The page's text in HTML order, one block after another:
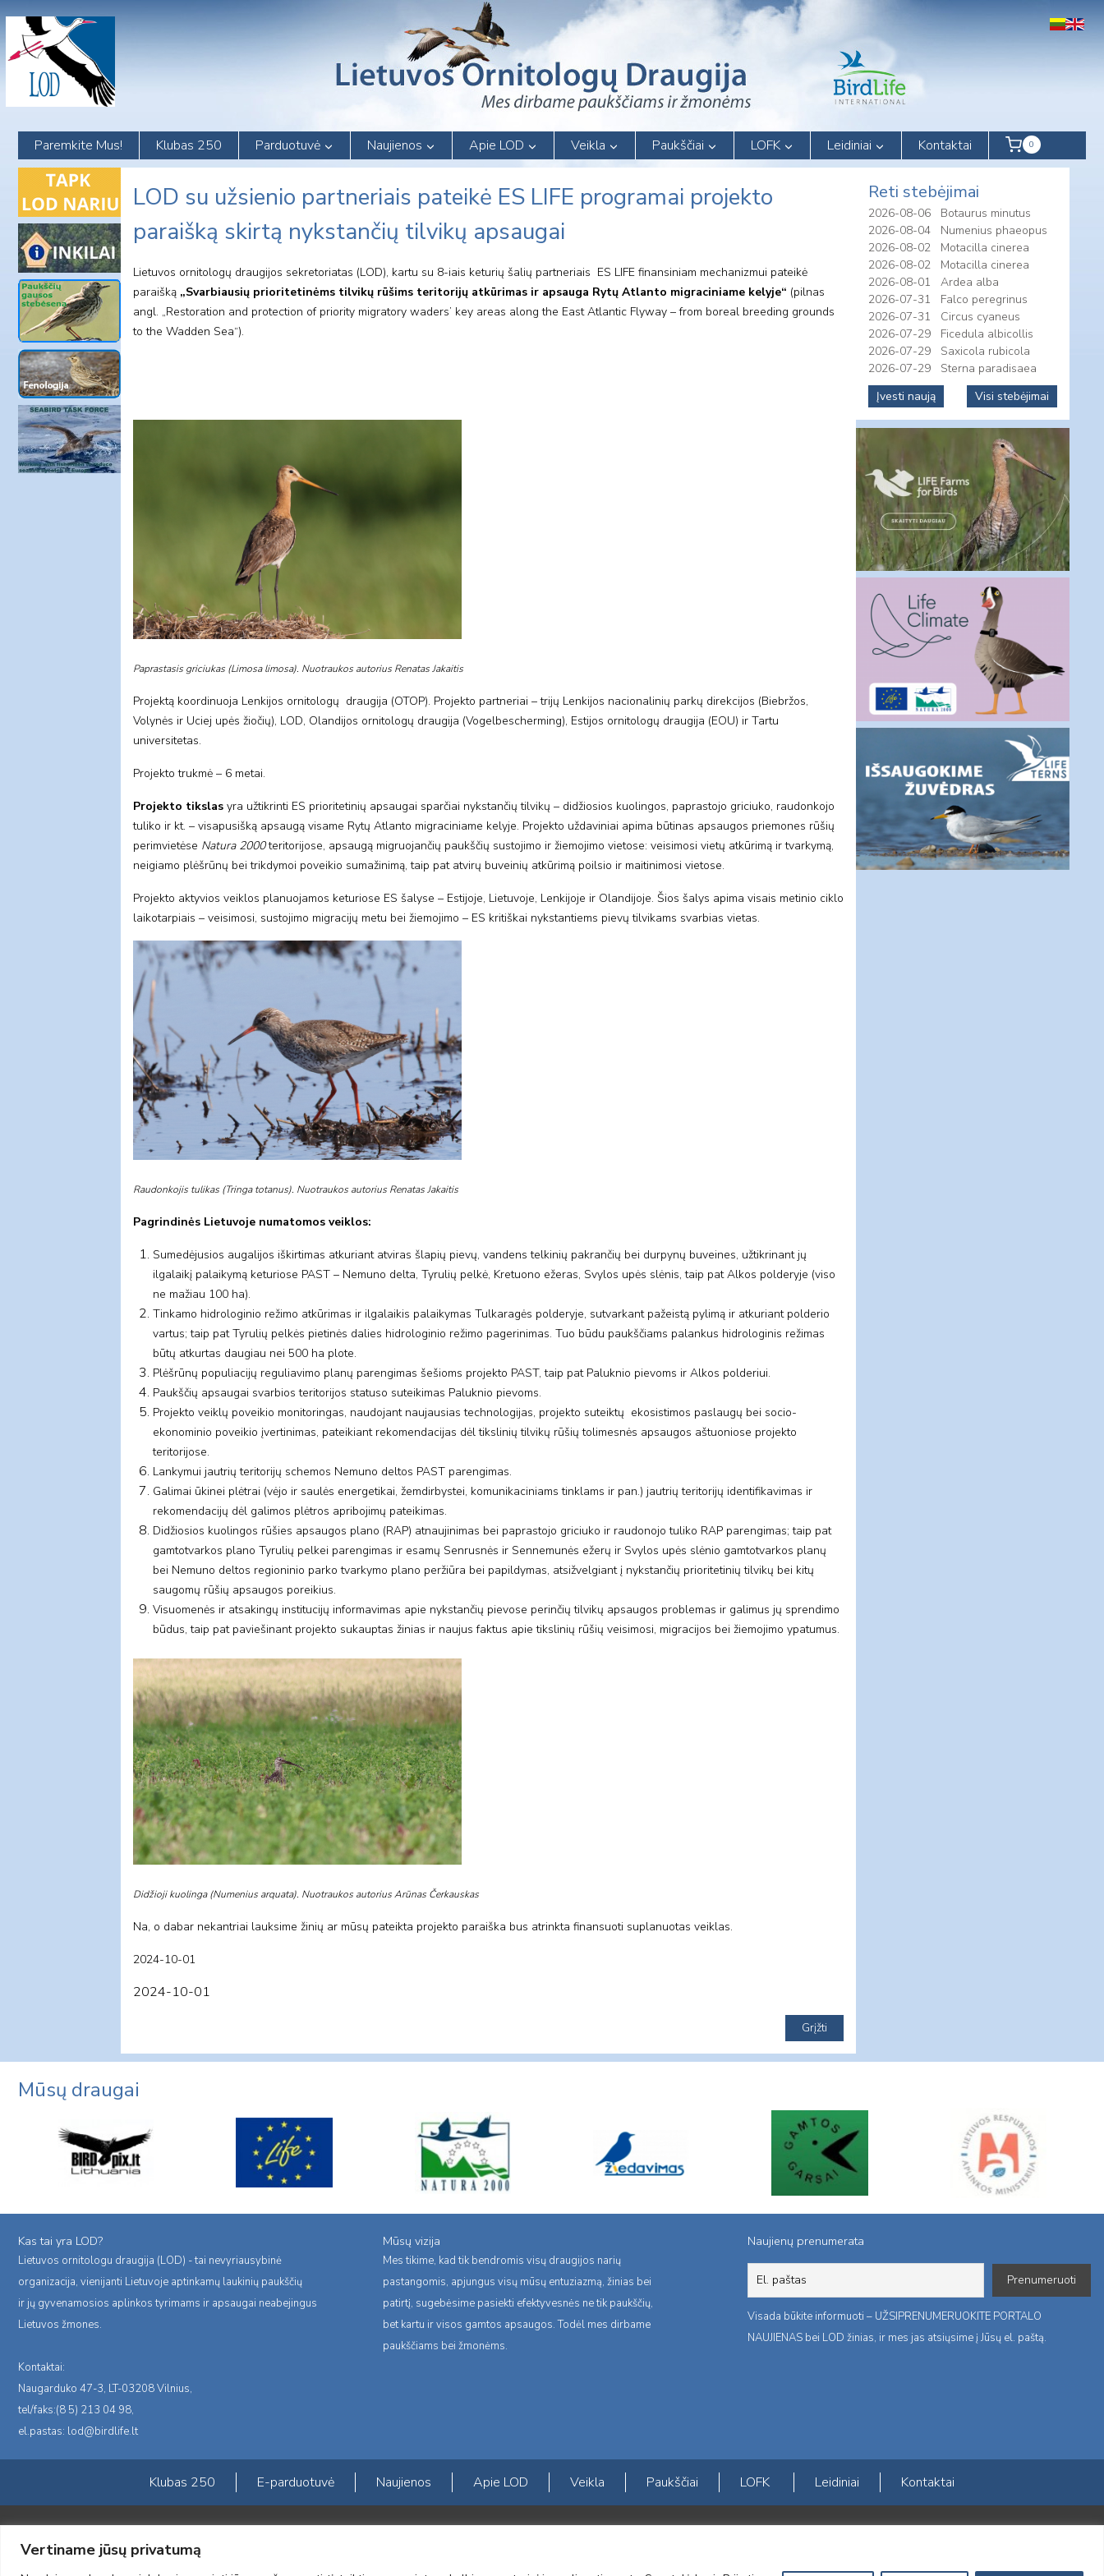
Vertiname jūsų privatumą
content
Paremkite Mus! Klubas 250 Parduotuvė Naujienos Apie LOD Veikla Paukščiai LOFK Leidiniai Kontaktai 0
LOD su užsienio partneriais pateikė ES LIFE programai projekto
paraišką skirtą nykstančių tilvikų apsaugai
Lietuvos ornitologų draugijos sekretoriatas (LOD), kartu su 8-iais keturių šalių partneriais ES LIFE finansiniam mechanizmui pateikė
paraišką „Svarbiausių prioritetinėms tilvikų rūšims teritorijų atkūrimas ir apsauga Rytų Atlanto migraciniame kelyje“ (pilnas
angl. „Restoration and protection of priority migratory waders’ key areas along the East Atlantic Flyway – from boreal breeding grounds
to the Wadden Sea“).
Paprastasis griciukas (Limosa limosa). Nuotraukos autorius Renatas Jakaitis
Projektą koordinuoja Lenkijos ornitologų draugija (OTOP). Projekto partneriai – trijų Lenkijos nacionalinių parkų direkcijos (Biebržos,
Volynės ir Uciej upės žiočių), LOD, Olandijos ornitologų draugija (Vogelbescherming), Estijos ornitologų draugija (EOU) ir Tartu
universitetas.
Projekto trukmė – 6 metai.
Projekto tikslas yra užtikrinti ES prioritetinių apsaugai sparčiai nykstančių tilvikų – didžiosios kuolingos, paprastojo griciuko, raudonkojo
tuliko ir kt. – visapusišką apsaugą visame Rytų Atlanto migraciniame kelyje. Projekto uždaviniai apima būtinas apsaugos priemones rūšių
perimvietėse Natura 2000teritorijose, apsaugą migruojančių paukščių sustojimo ir žiemojimo vietose: veisimosi vietų atkūrimą ir tvarkymą,
neigiamo plėšrūnų bei trikdymoi poveikio sumažinimą, taip pat atvirų buveinių atkūrimą poilsio ir maitinimosi vietose.
Projekto aktyvios veiklos planuojamos keturiose ES šalyse – Estijoje, Lietuvoje, Lenkijoje ir Olandijoje. Šios šalys apima visais metinio ciklo
laikotarpiais – veisimosi, sustojimo migracijų metu bei žiemojimo – ES kritiškai nykstantiems pievų tilvikams svarbias vietas.
Raudonkojis tulikas (Tringa totanus). Nuotraukos autorius Renatas Jakaitis
Pagrindinės Lietuvoje numatomos veiklos:
Sumedėjusios augalijos iškirtimas atkuriant atviras šlapių pievų, vandens telkinių pakrančių bei durpynų buveines, užtikrinant jų
ilgalaikį palaikymą keturiose PAST – Nemuno delta, Tyrulių pelkė, Kretuono ežeras, Svylos upės slėnis, taip pat Alkos polderyje (viso
ne mažiau 100 ha).
Tinkamo hidrologinio režimo atkūrimas ir ilgalaikis palaikymas Tulkaragės polderyje, sutvarkant pažeistą pylimą ir atkuriant polderio
vartus; taip pat Tyrulių pelkės pietinės dalies hidrologinio režimo pagerinimas. Tuo būdu paukščiams palankus hidrologinis režimas
būtų atkurtas daugiau nei 500 ha plote.
Plėšrūnų populiacijų reguliavimo planų parengimas šešioms projekto PAST, taip pat Paluknio pievoms ir Alkos polderiui.
Paukščių apsaugai svarbios teritorijos statuso suteikimas Paluknio pievoms.
Projekto veiklų poveikio monitoringas, naudojant naujausias technologijas, projekto suteiktų ekosistimos paslaugų bei socio-
ekonominio poveikio įvertinimas, pateikiant rekomendacijas dėl tikslinių tilvikų rūšių tolimesnės apsaugos aštuoniose projekto
teritorijose.
Lankymui jautrių teritorijų schemos Nemuno deltos PAST parengimas.
Galimai ūkinei plėtrai (vėjo ir saulės energetikai, žemdirbystei, komunikaciniams tinklams ir pan.) jautrių teritorijų identifikavimas ir
rekomendacijų dėl galimos plėtros apribojimų pateikimas.
Didžiosios kuolingos rūšies apsaugos plano (RAP) atnaujinimas bei paprastojo griciuko ir raudonojo tuliko RAP parengimas; taip pat
gamtotvarkos plano Tyrulių pelkei parengimas ir esamų Senrusnės ir Sennemunės ežerų ir Svylos upės slėnio gamtotvarkos planų
bei Nemuno deltos regioninio parko tvarkymo plano peržiūra bei papildymas, atsižvelgiant į nykstančių prioritetinių tilvikų bei kitų
saugomų rūšių apsaugos poreikius.
Visuomenės ir atsakingų institucijų informavimas apie nykstančių pievose perinčių tilvikų apsaugos problemas ir galimus jų sprendimo
būdus, taip pat paviešinant projekto sukauptas žinias ir naujus faktus apie tikslinių rūšių veisimosi, migracijos bei žiemojimo ypatumus.
Didžioji kuolinga (Numenius arquata). Nuotraukos autorius Arūnas Čerkauskas
Na, o dabar nekantriai lauksime žinių ar mūsų pateikta projekto paraiška bus atrinkta finansuoti suplanuotas veiklas.
2024-10-01
2024-10-01
Reti stebėjimai
2026-08-06
Botaurus minutus
2026-08-04
Numenius phaeopus
2026-08-02
Motacilla cinerea
2026-08-02
Motacilla cinerea
2026-08-01
Ardea alba
2026-07-31
Falco peregrinus
2026-07-31
Circus cyaneus
2026-07-29
Ficedula albicollis
2026-07-29
Saxicola rubicola
2026-07-29
Sterna paradisaea
Įvesti naują
Visi stebėjimai
Mūsų draugai
Kas tai yra LOD?
Lietuvos ornitologu draugija (LOD) - tai nevyriausybinė
organizacija, vienijanti Lietuvoje aptinkamų laukinių paukščių
ir jų gyvenamosios aplinkos tyrimams ir apsaugai neabejingus
Lietuvos žmones.
Kontaktai:
Naugarduko 47-3, LT-03208 Vilnius,
tel/faks:(8 5) 213 04 98,
el.pastas: lod@birdlife.lt
Mūsų vizija
Mes tikime, kad tik bendromis visų draugijos narių
pastangomis, apjungus visų mūsų entuziazmą, žinias bei
patirtį, sugebėsime pasiekti efektyvesnės ne tik paukščių,
bet kartu ir visos gamtos apsaugos. Todėl mes dirbame
paukščiams bei žmonėms.
Naujienų prenumerata
Visada būkite informuoti – UŽSIPRENUMERUOKITE PORTALO
NAUJIENAS bei LOD žinias, ir mes jas atsiųsime į Jūsų el. paštą.
Klubas 250 E-parduotuvė Naujienos Apie LOD Veikla Paukščiai LOFK Leidiniai Kontaktai
„LOD visuomeninės /gamtosauginės veiklos sustiprinimas ir įvaizdžio formavimas įtraukiant visuomenę į aplinkosauginių tyrimų veiklą“ (paprojekčio